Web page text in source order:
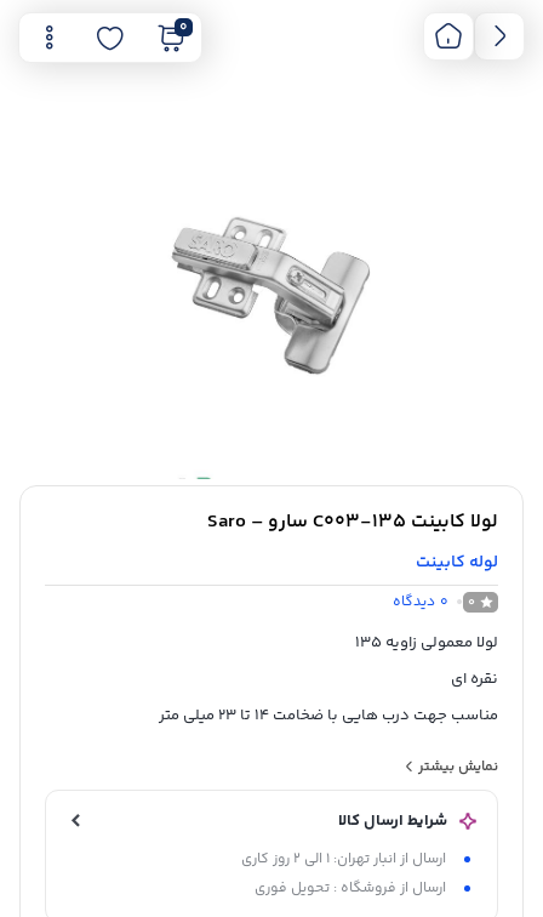
0
لولا کابینت C003-135 سارو – Saro
لوله کابینت
0
0 دیدگاه
لولا معمولی زاویه 135
نقره ای
مناسب جهت درب هایی با ضخامت 14 تا 23 میلی متر
ساخت چین
نمایش بیشتر
شرایط ارسال کالا
ارسال از انبار تهران: 1 الی 2 روز کاری
ارسال از فروشگاه : تحویل فوری